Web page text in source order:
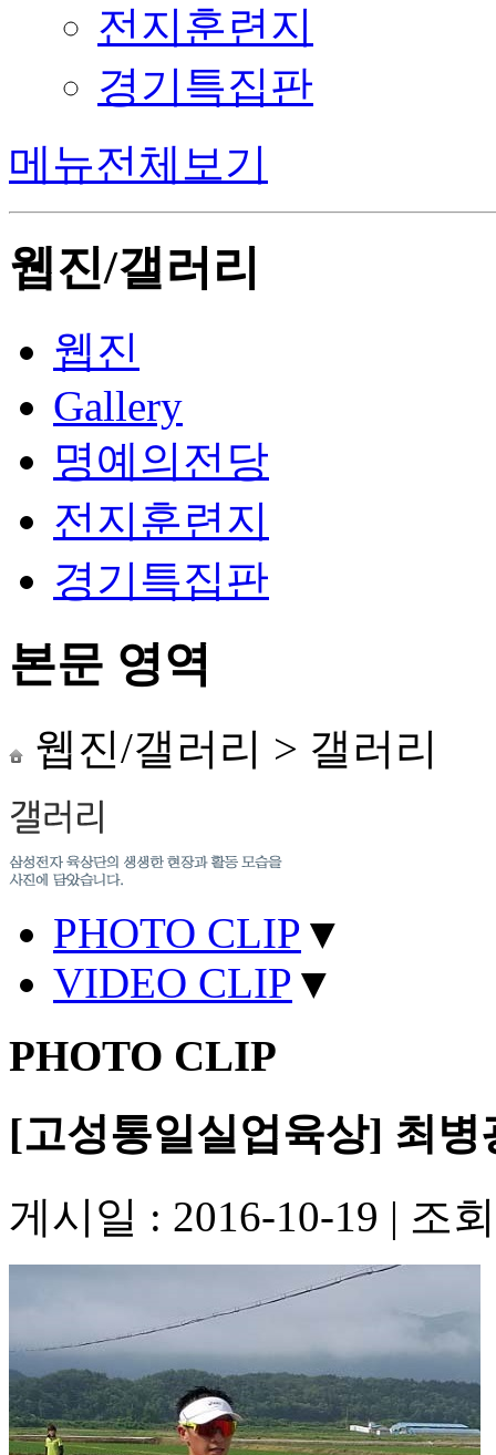
전지훈련지
경기특집판
메뉴전체보기
웹진/갤러리
웹진
Gallery
명예의전당
전지훈련지
경기특집판
본문 영역
웹진/갤러리 > 갤러리
PHOTO CLIP ▼
VIDEO CLIP ▼
PHOTO CLIP
[고성통일실업육상] 최병
게시일 : 2016-10-19 | 조